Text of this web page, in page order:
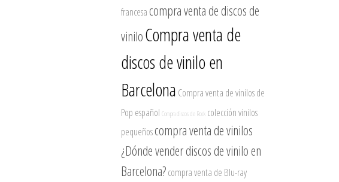
francesa compra venta de discos de
viniloCompra venta de
discos de vinilo en
Barcelona Compra venta de vinilos de
Pop español Compra discos de Rock colección vinilos
pequeños compra venta de vinilos
¿Dónde vender discos de vinilo en
Barcelona? compra venta de Blu-ray